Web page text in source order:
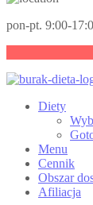
pon-pt. 9:00-
Diety
Menu
Cennik
Obszar
Afiliacja